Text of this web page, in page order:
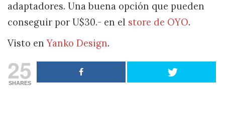
adaptadores. Una buena opción que pueden
conseguir por U$30.- en el store de OYO.
Visto enYanko Design.
25
SHARES